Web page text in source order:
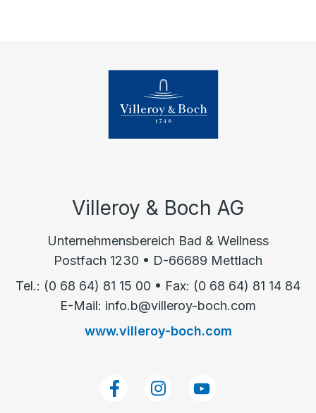
Villeroy & Boch AG
Unternehmensbereich Bad & Wellness
Postfach 1230 • D-66689 Mettlach
Tel.: (0 68 64) 81 15 00 • Fax: (0 68 64) 81 14 84
E-Mail: info.b@villeroy-boch.com
www.villeroy-boch.com